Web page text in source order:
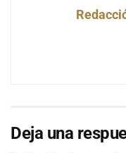
Deja una